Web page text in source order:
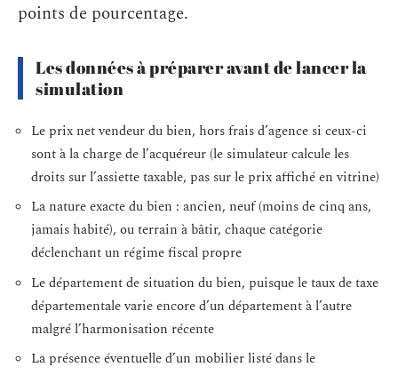
points de pourcentage.
Les données à préparer avant de lancer la
simulation
Le prix net vendeur du bien, hors frais d’agence si ceux-ci
sont à la charge de l’acquéreur (le simulateur calcule les
droits sur l’assiette taxable, pas sur le prix affiché en vitrine)
La nature exacte du bien : ancien, neuf (moins de cinq ans,
jamais habité), ou terrain à bâtir, chaque catégorie
déclenchant un régime fiscal propre
Le département de situation du bien, puisque le taux de taxe
départementale varie encore d’un département à l’autre
malgré l’harmonisation récente
La présence éventuelle d’un mobilier listé dans le